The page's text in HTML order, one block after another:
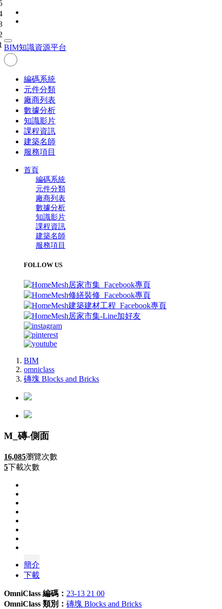
BIM知識資源平台
編碼系統
元件分類
廠商列表
數據分析
知識影片
課程資訊
建築名師
服務項目
首頁
編碼系統
元件分類
廠商列表
數據分析
知識影片
課程資訊
建築名師
服務項目
FOLLOW US
BIM
omniclass
磚塊 Blocks and Bricks
M_磚-側面
16,085瀏覽次數
5下載次數
簡介
下載
OmniClass 編碼： 23-13 21 00
OmniClass 類別： 磚塊 Blocks and Bricks